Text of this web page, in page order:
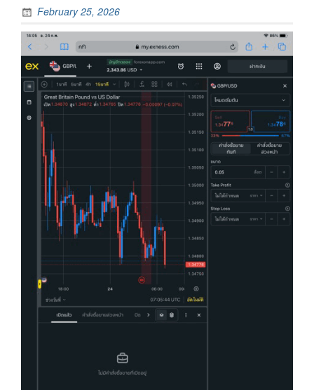
February 25, 2026